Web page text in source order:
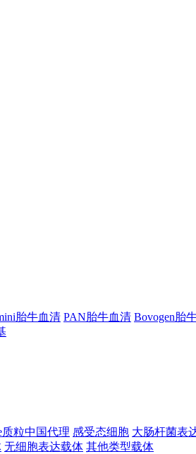
胎牛血清 PAN胎牛血清 Bovogen胎
质粒中国代理 感受态细胞 大肠杆菌表
无细胞表达载体 其他类型载体